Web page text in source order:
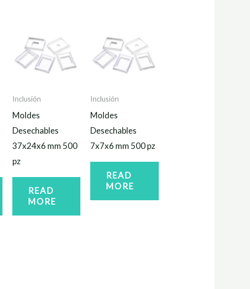
Inclusión
Moldes
Desechables
37x24x6 mm 500
pz
READ
MORE
Inclusión
Moldes
Desechables
7x7x6 mm 500 pz
READ
MORE